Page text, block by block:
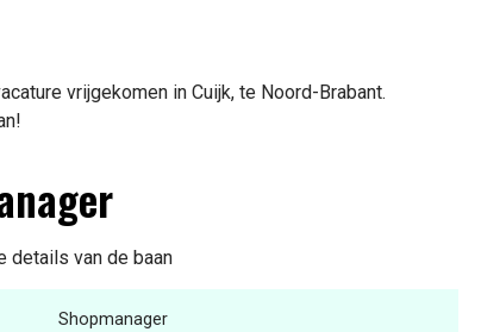
vrijgekomen in Cuijk, te Noord-Brabant.
details van de baan
Shopmanager